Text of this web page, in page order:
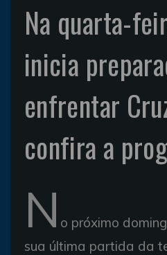
Na quarta-
inicia
enfrentar
confira a
N o próximo
sua última partida da